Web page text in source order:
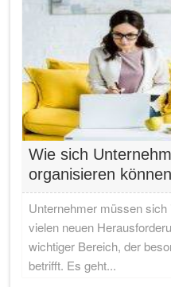
Wie sich
organisieren können
Unternehmer müssen
vielen neuen
wichtiger Bereich, der
betrifft. Es geht...